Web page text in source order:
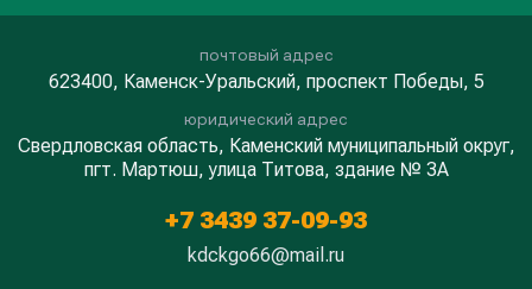
почтовый адрес
623400, Каменск-Уральский, проспект Победы, 5
юридический адрес
Свердловская область, Каменский муниципальный округ,
пгт. Мартюш, улица Титова, здание № 3А
+7 3439 37-09-93
kdckgo66@mail.ru